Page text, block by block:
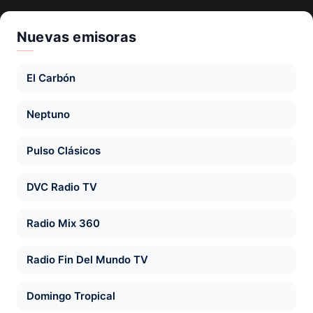
Nuevas emisoras
El Carbón
Neptuno
Pulso Clásicos
DVC Radio TV
Radio Mix 360
Radio Fin Del Mundo TV
Domingo Tropical